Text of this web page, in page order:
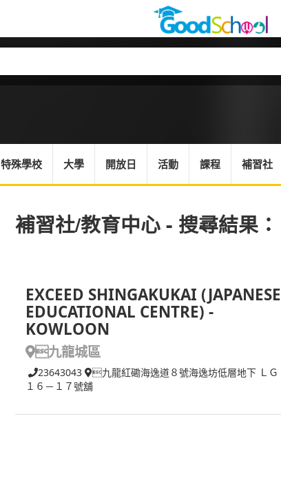
特殊學校 大學 開放日 活動 課程 補習社
補習社/教育中心 - 搜尋結果：
EXCEED SHINGAKUKAI (JAPANESE
EDUCATIONAL CENTRE) -
KOWLOON
九龍城區
23643043
九龍紅磡海逸道８號海逸坊低層地下 ＬＧ
１６－１７號舖